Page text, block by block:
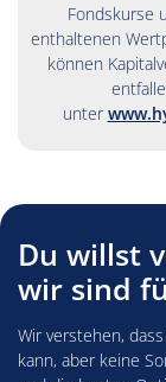
Fondskurse
enthaltenen
können
unter
Du willst
wir sind
Wir verstehen,
kann, aber keine